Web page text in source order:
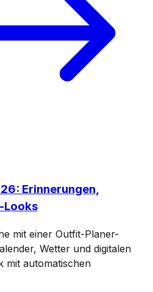
Erinnerungen,
Looks
mit einer Outfit-Planer-
Wetter und digitalen
mit automatischen